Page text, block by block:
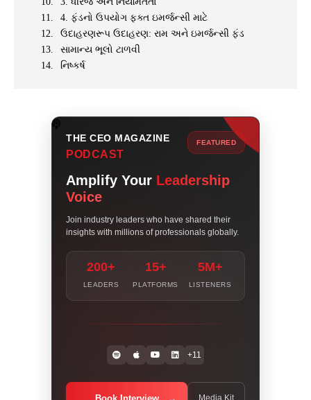
4. ફંડનો ઉપયોગ ફક્ત ઇમર્જન્સી માટે
ઉદાહરણરૂપ ઉદાહરણ: રામ અને ઇમર્જન્સી ફંડ
સામાન્ય ભૂલો ટાળવી
નિષ્કર્ષ
THE CEO MAGAZINE
PODCAST
FEATURED
Amplify Your Leadership
Voice
Join industry leaders who have shared their
insights with millions of professionals globally.
200+
LEADERS
15+
PLATFORMS
5M+
LISTENERS
+11